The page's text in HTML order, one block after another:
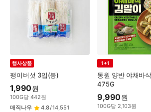
팽이버섯 3입(봉)
행사상품
1,990원
100G당 442원
매직나우
4.8/14,551
동원 양반 야채바
475G
1+1
9,990원
100G당 2,103원